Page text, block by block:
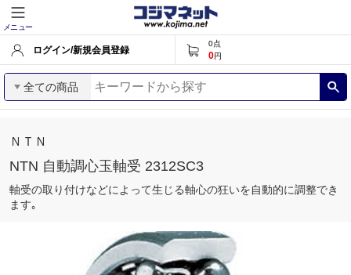
メニュー
ログイン/新規会員登録
0点
0円
全ての商品
ＮＴＮ
NTN 自動調心玉軸受 2312SC3
軸受の取り付けなどによって生じる軸心の狂いを自動的に調整でき
ます｡